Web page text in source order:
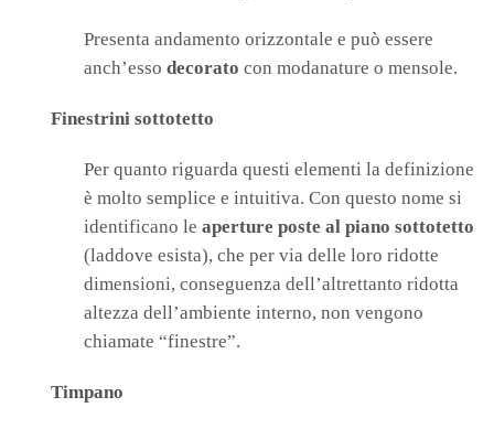
Presenta andamento orizzontale e può essere
anch’esso decorato con modanature o mensole.
Finestrini sottotetto
Per quanto riguarda questi elementi la definizione
è molto semplice e intuitiva. Con questo nome si
identificano le aperture poste al piano sottotetto
(laddove esista), che per via delle loro ridotte
dimensioni, conseguenza dell’altrettanto ridotta
altezza dell’ambiente interno, non vengono
chiamate “finestre”.
Timpano